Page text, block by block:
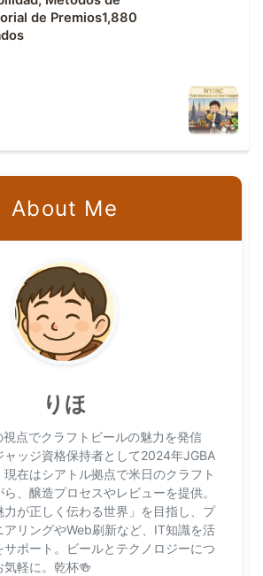
de Premios1,880
About Me
りほ
点でクラフトビールの魅力を発信
ャッジ資格保持者として2024年JGBA
在はシアトル拠点で米日のクラフト
、醸造プロセスやレビューを提供。
力が正しく伝わる世界」を目指し、プ
アリングやWeb刷新など、IT知識を活
ポート。ビールとテクノロジーにつ
気軽に。乾杯🍻